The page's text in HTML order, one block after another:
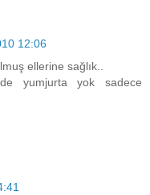
12:06
ellerine sağlık..
yumjurta yok sadece